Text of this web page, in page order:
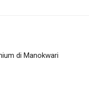
di Manokwari